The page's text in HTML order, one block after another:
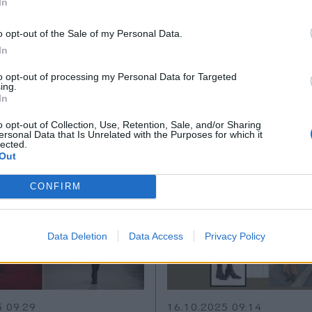
opt-out of the Sale of my Personal Data.
opt-out of processing my Personal Data for Targeted
opt-out of Collection, Use, Retention, Sale, and/or Sharing
Data that Is Unrelated with the Purposes for which it
CONFIRM
Data Deletion Data Access Privacy Policy
φούστα επιστρέφει
για να
το all-time trend
Το thefashionbible
φορέσετε το λευκό
κομψότητα
09:29
16.10.2025 09:14
Αποδέχομαι τουςόρους χρήσης